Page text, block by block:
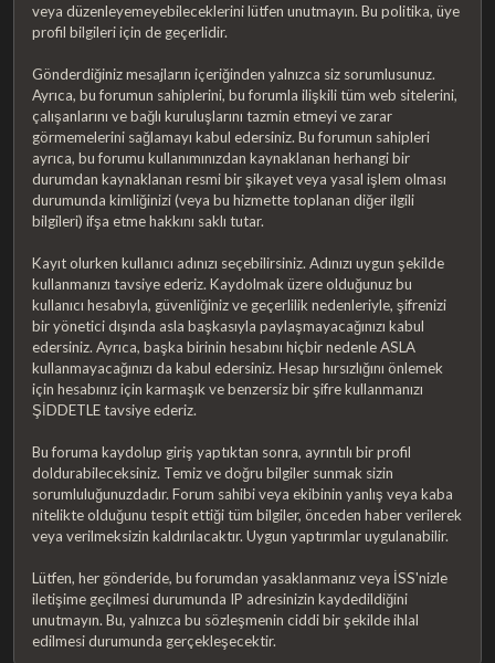
veya düzenleyemeyebileceklerini lütfen unutmayın. Bu politika, üye
profil bilgileri için de geçerlidir.
Gönderdiğiniz mesajların içeriğinden yalnızca siz sorumlusunuz.
Ayrıca, bu forumun sahiplerini, bu forumla ilişkili tüm web sitelerini,
çalışanlarını ve bağlı kuruluşlarını tazmin etmeyi ve zarar
görmemelerini sağlamayı kabul edersiniz. Bu forumun sahipleri
ayrıca, bu forumu kullanımınızdan kaynaklanan herhangi bir
durumdan kaynaklanan resmi bir şikayet veya yasal işlem olması
durumunda kimliğinizi (veya bu hizmette toplanan diğer ilgili
bilgileri) ifşa etme hakkını saklı tutar.
Kayıt olurken kullanıcı adınızı seçebilirsiniz. Adınızı uygun şekilde
kullanmanızı tavsiye ederiz. Kaydolmak üzere olduğunuz bu
kullanıcı hesabıyla, güvenliğiniz ve geçerlilik nedenleriyle, şifrenizi
bir yönetici dışında asla başkasıyla paylaşmayacağınızı kabul
edersiniz. Ayrıca, başka birinin hesabını hiçbir nedenle ASLA
kullanmayacağınızı da kabul edersiniz. Hesap hırsızlığını önlemek
için hesabınız için karmaşık ve benzersiz bir şifre kullanmanızı
ŞİDDETLE tavsiye ederiz.
Bu foruma kaydolup giriş yaptıktan sonra, ayrıntılı bir profil
doldurabileceksiniz. Temiz ve doğru bilgiler sunmak sizin
sorumluluğunuzdadır. Forum sahibi veya ekibinin yanlış veya kaba
nitelikte olduğunu tespit ettiği tüm bilgiler, önceden haber verilerek
veya verilmeksizin kaldırılacaktır. Uygun yaptırımlar uygulanabilir.
Lütfen, her gönderide, bu forumdan yasaklanmanız veya İSS'nizle
iletişime geçilmesi durumunda IP adresinizin kaydedildiğini
unutmayın. Bu, yalnızca bu sözleşmenin ciddi bir şekilde ihlal
edilmesi durumunda gerçekleşecektir.